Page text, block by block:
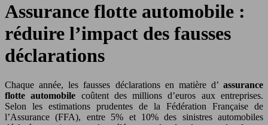
Assurance flotte automobile :
réduire l’impact des fausses
déclarations
Chaque année, les fausses déclarations en matière d’ assurance
flotte automobile coûtent des millions d’euros aux entreprises.
Selon les estimations prudentes de la Fédération Française de
l’Assurance (FFA), entre 5% et 10% des sinistres automobiles